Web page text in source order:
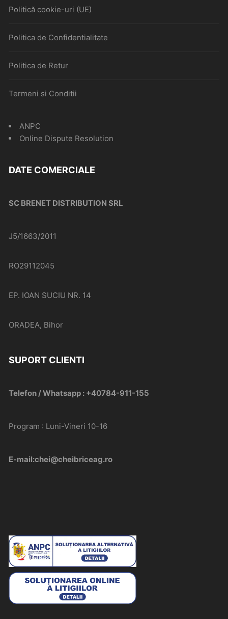
Politică cookie-uri (UE)
Politica de Confidentialitate
Politica de Retur
Termeni si Conditii
ANPC
Online Dispute Resolution
DATE COMERCIALE
SC BRENET DISTRIBUTION SRL
J5/1663/2011
RO29112045
EP. IOAN SUCIU NR. 14
ORADEA, Bihor
SUPORT CLIENTI
Telefon / Whatsapp : +40784-911-155
Program : Luni-Vineri 10-16
E-mail:chei@cheibriceag.ro